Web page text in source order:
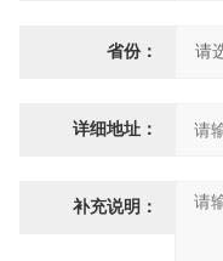
省份：
详细地址：
补充说明：